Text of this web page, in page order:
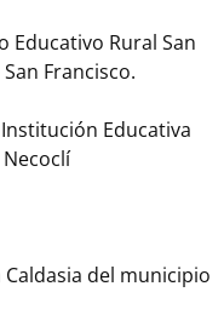
Educativo Rural San
Francisco.
Educativa
del municipio